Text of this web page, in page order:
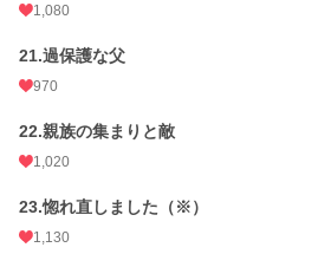
1,080
21.過保護な父
970
22.親族の集まりと敵
1,020
23.惚れ直しました（※）
1,130